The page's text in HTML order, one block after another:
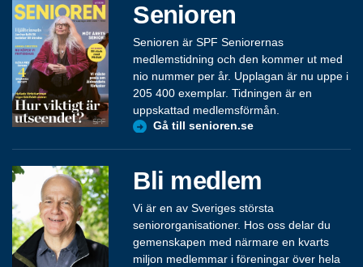
Senioren
Senioren är SPF Seniorernas
medlemstidning och den kommer ut med
nio nummer per år. Upplagan är nu uppe i
205 400 exemplar. Tidningen är en
uppskattad medlemsförmån.
Gå till senioren.se
Bli medlem
Vi är en av Sveriges största
seniororganisationer. Hos oss delar du
gemenskapen med närmare en kvarts
miljon medlemmar i föreningar över hela